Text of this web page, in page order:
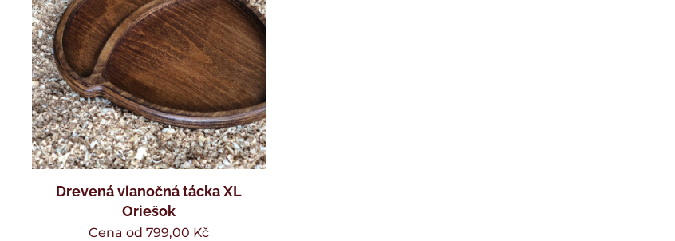
Drevená vianočná tácka XL
Oriešok
Cena od799,00 Kč